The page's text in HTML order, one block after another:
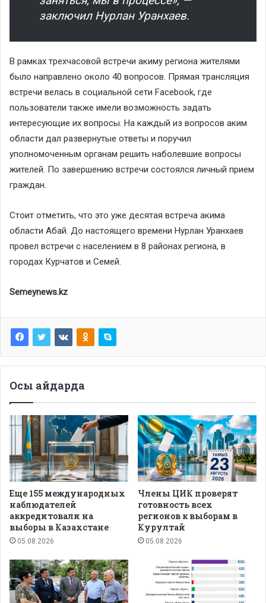
заключил Нурлан Уранхаев.
В рамках трехчасовой встречи акиму региона жителями
было направлено около 40 вопросов. Прямая трансляция
встречи велась в социальной сети Facebook, где
пользователи также имели возможность задать
интересующие их вопросы. На каждый из вопросов аким
области дал развернутые ответы и поручил
уполномоченным органам решить наболевшие вопросы
жителей. По завершению встречи состоялся личный прием
граждан.
Стоит отметить, что это уже десятая встреча акима
области Абай. До настоящего времени Нурлан Уранхаев
провел встречи с населением в 8 районах региона, в
городах Курчатов и Семей.
Semeynews.kz
Осы айдарда
Еще 155 международных
наблюдателей
аккредитовали на
выборы в Казахстане
05.08.2026
Члены ЦИК проверят
готовность всех
регионов к выборам в
Курултай
05.08.2026